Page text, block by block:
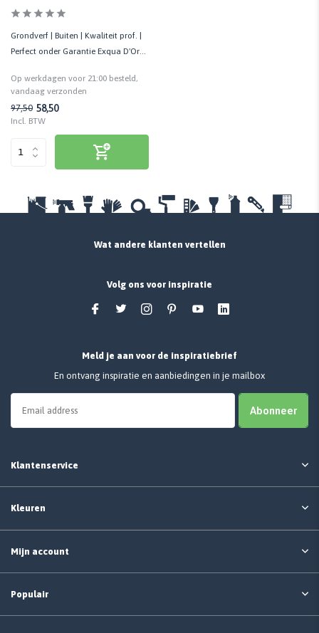
Grondverf | Buiten | Kwaliteit prof. |
Perfect onder Garantie Exqua D'Or
Op werkdagen voor 21:00 besteld,
vandaag verzonden
97,50 58,50
Incl. BTW
Wat andere klanten vertellen
Volg ons voor inspiratie
Meld je aan voor de inspiratiebrief
En ontvang inspiratie en aanbiedingen in je mailbox
Abonneer
Klantenservice
Kleuren
Mijn account
Populair